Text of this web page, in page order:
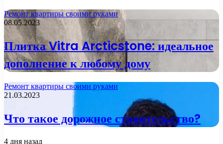
Ремонт квартиры своими руками
08.05.2023
Плитка Vitra Arcticstone: идеальное
дополнение к любому дому
Ремонт квартиры своими руками
21.03.2023
Что такое дорожное строительство?
4 дня назад